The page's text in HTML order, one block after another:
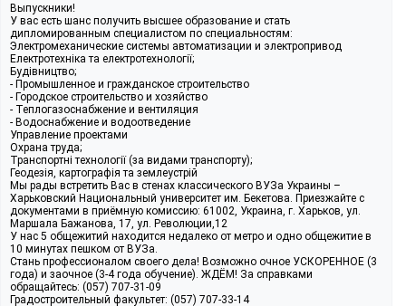
Выпускники!
У вас есть шанс получить высшее образование и стать
дипломированным специалистом по специальностям:
Электромеханические системы автоматизации и электропривод
Електротехніка та електротехнології;
Будівництво;
- Промышленное и гражданское строительство
- Городское строительство и хозяйство
- Теплогазоснабжение и вентиляция
- Водоснабжение и водоотведение
Управление проектами
Охрана труда;
Транспортні технології (за видами транспорту);
Геодезія, картографія та землеустрій
Мы рады встретить Вас в стенах классического ВУЗа Украины –
Харьковский Национальный университет им. Бекетова. Приезжайте с
документами в приёмную комиссию: 61002, Украина, г. Харьков, ул.
Маршала Бажанова, 17, ул. Революции,12
У нас 5 общежитий находится недалеко от метро и одно общежитие в
10 минутах пешком от ВУЗа.
Стань профессионалом своего дела! Возможно очное УСКОРЕННОЕ (3
года) и заочное (3-4 года обучение). ЖДЁМ! За справками
обращайтесь: (057) 707-31-09
Градостроительный факультет: (057) 707-33-14